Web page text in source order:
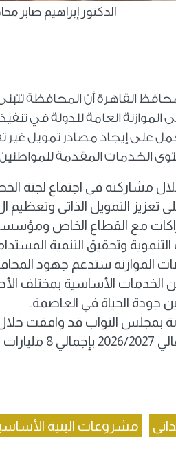
الدكتور إبراهيم صابر
القاهرة أن المحافظة
العامة للدولة في
على إيجاد مصادر تمويل
الخدمات المقدمة
مشاركته في اجتماع لجنة
تعزيز التمويل الذاتى
مع القطاع الخاص
وتحقيق التنمية
الموازنة ستدعم جهود
الخدمات الأساسية بمختلف
جودة الحياة في العاصمة.
بمجلس النواب قد وافقت
مشروعات البنية